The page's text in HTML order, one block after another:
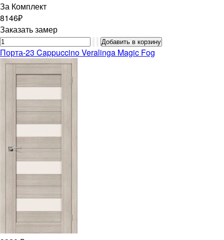
За Комплект
8146₽
Заказать замер
Порта-23 Cappuccino Veralinga Magic Fog